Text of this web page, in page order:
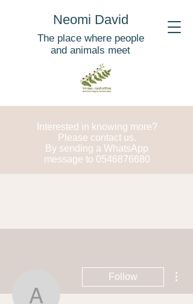
Neomi David
The place where people
and animals meet
Interested in knowing more?
Please contact us.
By sending a WhatsApp
message to 0546876680
Follow